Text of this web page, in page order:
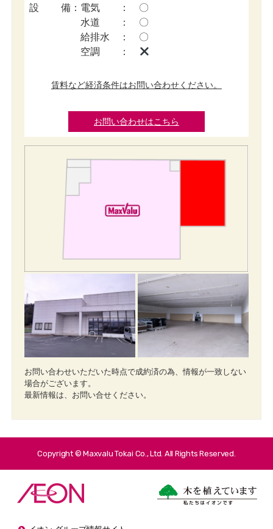
設備 ： 電気 ： 〇
水道 ： 〇
給排水 ： 〇
空調 ：
賃料など経済条件はお問い合わせください。
お問い合わせはこちら
お問い合わせいただいた時点で成約済の為、情報が一致しない
場合がございます。
最新情報は、お問い合せください。
Copyright © Maxvalu Tokai Co., Ltd. All Rights Reserved.